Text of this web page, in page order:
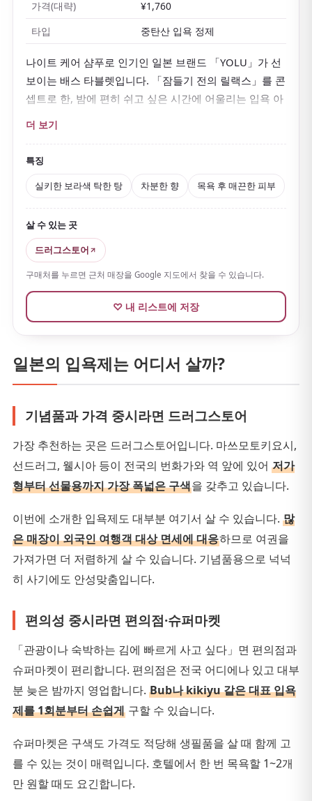
가격(대략)
¥1,760
타입
중탄산 입욕 정제
나이트 케어 샴푸로 인기인 일본 브랜드 「YOLU」가 선
보이는 배스 타블렛입니다. 「잠들기 전의 릴랙스」를 콘
셉트로 한, 밤에 편히 쉬고 싶은 시간에 어울리는 입욕 아
물에 넣으면 보글보글 녹으며 물이실키한 보라색 탁한
탕으로 변합니다. 손을 넣어도 비치지 않을 만큼 아름다
운 물 색은 보고만 있어도 기분이 좋아집니다.
캐모마일과 히아신스를 어우른 차분한 향은 밤의 릴랙스
를 위해 설계된 것으로, 목욕 후까지 은은하게 이어집니
다. 나이트 세라마이드와 실크 추출물 등 보습·미용 성분
을 배합해 목욕 후 피부가 촉촉하고 매끈합니다.
큼직한 타블렛이 한 알씩 개별 포장되어 있고, 6알들이
외에 한 알부터 살 수 있습니다. 보기에도 향도 세련되어
보상 같은 목욕 시간에도, 미니 선물로 건네기에도 안성
맞춤입니다.
더 보기
특징
실키한 보라색 탁한 탕
차분한 향 목욕 후 매끈한 피부
살 수 있는 곳
드러그스토어
구매처를 누르면 근처 매장을 Google 지도에서 찾을 수 있습니다.
♡ 내 리스트에 저장
일본의 입욕제는 어디서 살까?
기념품과 가격 중시라면 드러그스토어
가장 추천하는 곳은 드러그스토어입니다. 마쓰모토키요시,
선드러그, 웰시아 등이 전국의 번화가와 역 앞에 있어 저가
형부터 선물용까지 가장 폭넓은 구색을 갖추고 있습니다.
이번에 소개한 입욕제도 대부분 여기서 살 수 있습니다. 많
은 매장이 외국인 여행객 대상 면세에 대응하므로 여권을
가져가면 더 저렴하게 살 수 있습니다. 기념품용으로 넉넉
히 사기에도 안성맞춤입니다.
편의성 중시라면 편의점·슈퍼마켓
「관광이나 숙박하는 김에 빠르게 사고 싶다」면 편의점과
슈퍼마켓이 편리합니다. 편의점은 전국 어디에나 있고 대부
분 늦은 밤까지 영업합니다. Bub나 kikiyu 같은 대표 입욕
제를 1회분부터 손쉽게 구할 수 있습니다.
슈퍼마켓은 구색도 가격도 적당해 생필품을 살 때 함께 고
를 수 있는 것이 매력입니다. 호텔에서 한 번 목욕할 1~2개
만 원할 때도 요긴합니다.